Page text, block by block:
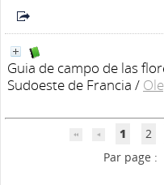
Guia de campo de las
Sudoeste de Francia /
1 2
Par page :